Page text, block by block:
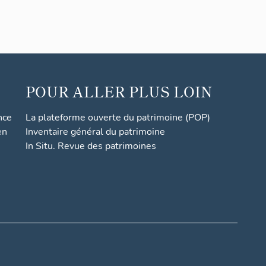
POUR ALLER PLUS LOIN
La plateforme ouverte du patrimoine (POP)
Inventaire général du patrimoine
In Situ. Revue des patrimoines